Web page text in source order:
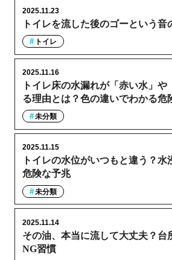
トイレを流した後のゴーという音
2025.11.23
トイレ
トイレ床の水漏れが「赤い水」や
る理由とは？色の違いでわかる危
2025.11.16
未分類
トイレの水位がいつもと違う？水
危険な予兆
2025.11.15
未分類
その油、本当に流して大丈夫？台
NG習慣
2025.11.14